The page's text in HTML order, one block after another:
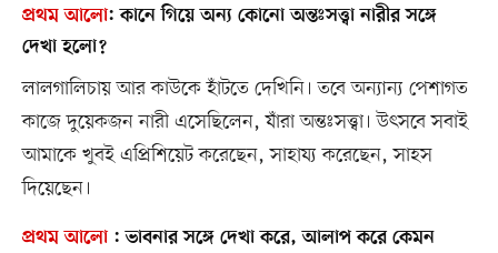
প্রথম আলো:কানে গিয়ে অন্য কোনো অন্তঃসত্ত্বা নারীর সঙ্গে
দেখা হলো?
লালগালিচায় আর কাউকে হাঁটতে দেখিনি। তবে অন্যান্য পেশাগত
কাজে দুয়েকজন নারী এসেছিলেন, যাঁরা অন্তঃসত্ত্বা। উৎসবে সবাই
আমাকে খুবই এপ্রিশিয়েট করেছেন, সাহায্য করেছেন, সাহস
দিয়েছেন।
প্রথম আলো:ভাবনার সঙ্গে দেখা করে, আলাপ করে কেমন